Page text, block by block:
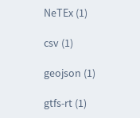
NeTEx (1)
csv (1)
geojson (1)
gtfs-rt (1)